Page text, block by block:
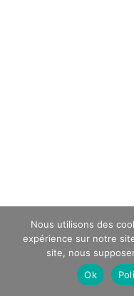
Nous utilisons des
expérience sur notre
site, nous
Ok